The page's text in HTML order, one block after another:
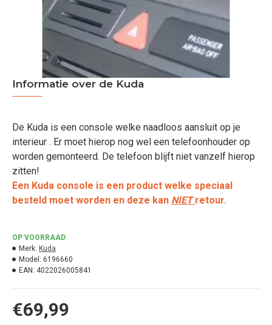
Informatie over de Kuda
De Kuda is een console welke naadloos aansluit op je
interieur . Er moet hierop nog wel een telefoonhouder op
worden gemonteerd. De telefoon blijft niet vanzelf hierop
zitten!
Een Kuda console is een product welke speciaal
besteld moet worden en deze kan NIETretour.
€69,99
OP VOORRAAD
Merk: Kuda
Model: 6196660
EAN: 4022026005841